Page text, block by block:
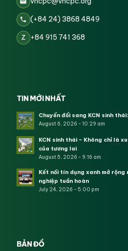
(+84 24) 3868 4849
Z +84 915 741 368
TIN MỚI NHẤT
Chuyển đổi sang KCN sinh
August 6, 2026 - 10:29 am
KCN sinh thái – Không chỉ là
của tương lai
August 5, 2026 - 9:16 am
Kết nối tín dụng xanh mở rộng
nghiệp tuần hoàn
July 24, 2026 - 5:00 pm
BẢN ĐỒ